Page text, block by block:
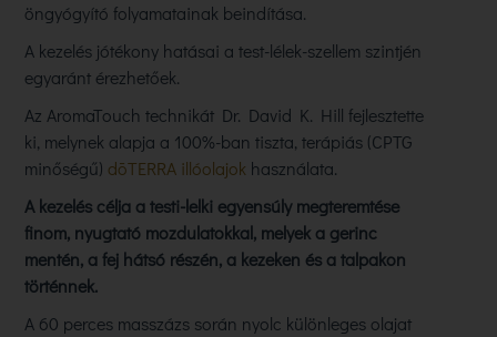
öngyógyító folyamatainak beindítása.
A kezelés jótékony hatásai a test-lélek-szellem szintjén
egyaránt érezhetőek.
Az AromaTouch technikát Dr. David K. Hill fejlesztette
ki, melynek alapja a 100%-ban tiszta, terápiás (CPTG
minőségű) dōTERRA illóolajok használata.
A kezelés célja a testi-lelki egyensúly megteremtése
finom, nyugtató mozdulatokkal, melyek a gerinc
mentén, a fej hátsó részén, a kezeken és a talpakon
történnek.
A 60 perces masszázs során nyolc különleges olajat